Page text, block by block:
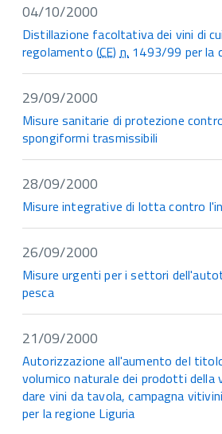
04/10/2000
Distillazione facoltativa dei vini di
regolamento (CE)n. 1493/99 per la
29/09/2000
Misure sanitarie di protezione
spongiformi trasmissibili
28/09/2000
Misure integrative di lotta contro
26/09/2000
Misure urgenti per i settori
pesca
21/09/2000
Autorizzazione all'aumento del
volumico naturale dei prodotti della
dare vini da tavola, campagna
per la regione Liguria